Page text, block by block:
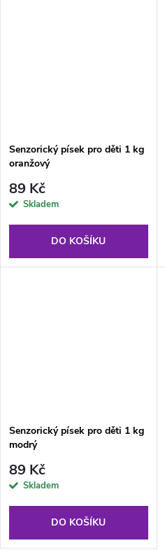
Senzorický písek pro děti 1 kg
oranžový
89 Kč
Skladem
DO KOŠÍKU
Senzorický písek pro děti 1 kg
modrý
89 Kč
Skladem
DO KOŠÍKU